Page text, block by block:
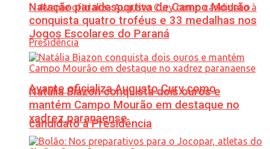
Avante oficializa Augusto Cury como
candidato à Presidência
Natação paradesportiva de Campo Mourão
conquista quatro troféus e 33 medalhas nos
Jogos Escolares do Paraná
Natália Biazon conquista dois ouros e
mantém Campo Mourão em destaque no
xadrez paranaense